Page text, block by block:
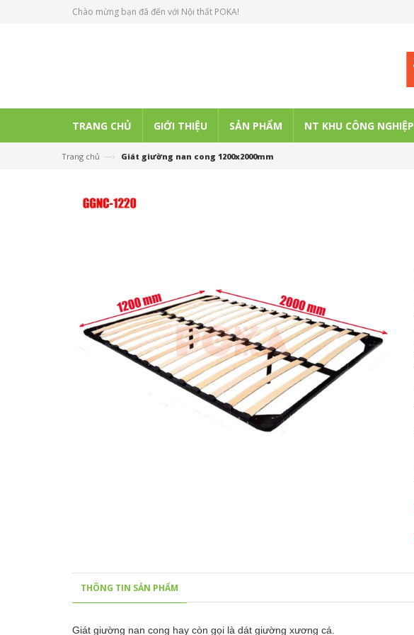
Chào mừng bạn đã đến với Nội thất POKA!
TRANG CHỦ GIỚI THIỆU SẢN PHẨM NT KHU CÔNG NGHIỆP
Trang chủ —› Giát giường nan cong 1200x2000mm
THÔNG TIN SẢN PHẨM
Giát giường nan cong hay còn gọi là dát giường xương cá.